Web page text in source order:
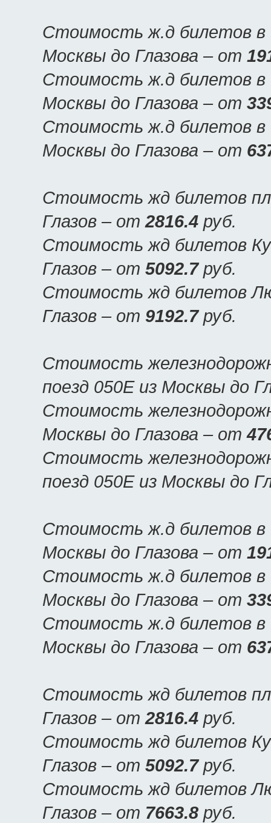
Стоимость ж.д билетов в
Москвы до Глазова – от
Стоимость ж.д билетов в
Москвы до Глазова – от
Стоимость ж.д билетов в
Москвы до Глазова – от
Стоимость жд билетов
Глазов – от2816.4 руб.
Стоимость жд билетов
Глазов – от 5092.7руб.
Стоимость жд билетов
Глазов – от 9192.7руб.
Стоимость
поезд 050Е из Москвы до
Стоимость
Москвы до Глазова – от
Стоимость
поезд 050Е из Москвы до
Стоимость ж.д билетов в
Москвы до Глазова – от
Стоимость ж.д билетов в
Москвы до Глазова – от
Стоимость ж.д билетов в
Москвы до Глазова – от
Стоимость жд билетов
Глазов – от2816.4 руб.
Стоимость жд билетов
Глазов – от 5092.7руб.
Стоимость жд билетов
Глазов – от 7663.8 руб.